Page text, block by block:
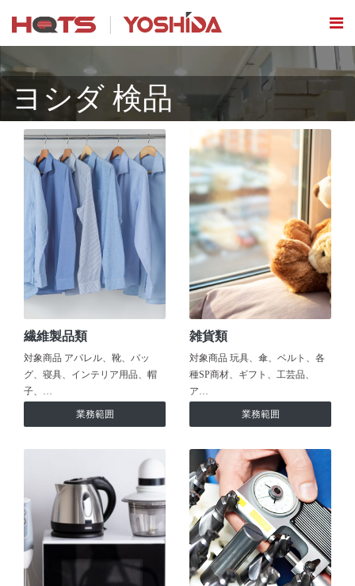
ヨシダ 検品
繊維製品類
対象商品 アパレル、靴、バッ
グ、寝具、インテリア用品、帽
子、…
業務範囲
雑貨類
対象商品 玩具、傘、ベルト、各
種SP商材、ギフト、工芸品、
ア…
業務範囲